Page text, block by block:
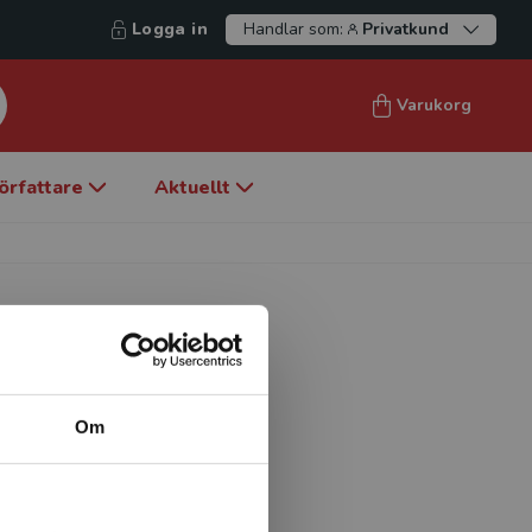
Om
Logga in Handlar som: Privatkund
Varukorg
Aktuellt